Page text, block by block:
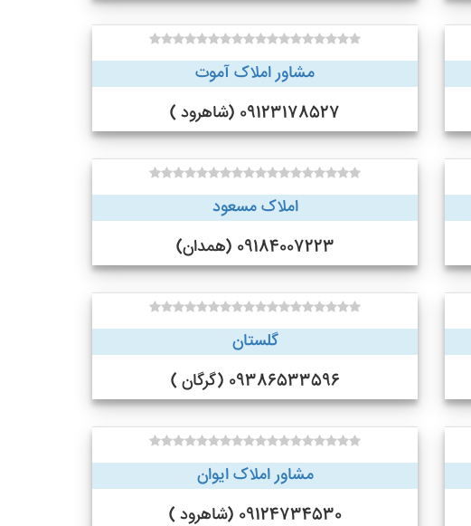
مشاور املاک آموت
09123178527 (شاهرود )
املاک مسعود
09184007223 (همدان)
گلستان
09386533596 (گرگان )
مشاور املاک ایوان
09124734530 (شاهرود )